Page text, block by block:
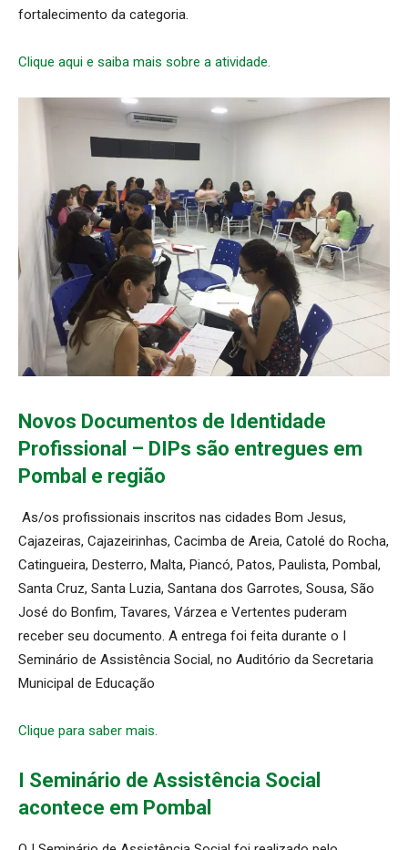
fortalecimento da categoria.
Clique aqui e saiba mais sobre a atividade.
Novos Documentos de Identidade
Profissional – DIPs são entregues em
Pombal e região
As/os profissionais inscritos nas cidades Bom Jesus,
Cajazeiras, Cajazeirinhas, Cacimba de Areia, Catolé do Rocha,
Catingueira, Desterro, Malta, Piancó, Patos, Paulista, Pombal,
Santa Cruz, Santa Luzia, Santana dos Garrotes, Sousa, São
José do Bonfim, Tavares, Várzea e Vertentes puderam
receber seu documento. A entrega foi feita durante o I
Seminário de Assistência Social, no Auditório da Secretaria
Municipal de Educação
Clique para saber mais.
I Seminário de Assistência Social
acontece em Pombal